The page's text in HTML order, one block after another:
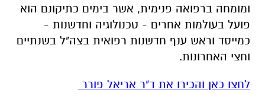
ומומחה ברפואה פנימית, אשר בימים כתיקונם הוא
פועל בעולמות אחרים - טכנולוגיה וחדשנות -
כמייסד וראש ענף חדשנות רפואית בצה"ל בשנתיים
וחצי האחרונות.
לחצו כאן והכירו את ד"ר אריאל פורר